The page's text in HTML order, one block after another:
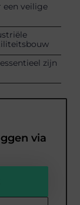
een veilige
zijn
via